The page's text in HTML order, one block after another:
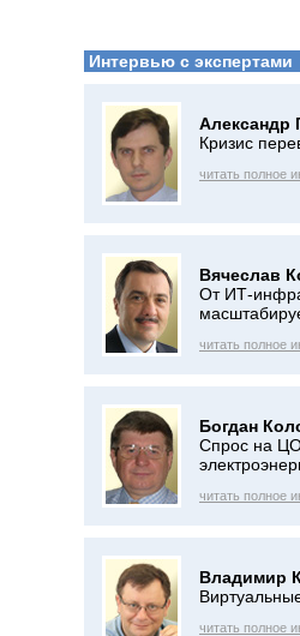
Интервью с экспертами
Александр
Кризис
читать полное
Вячеслав
От ИТ-
читать полное
Богдан
Спрос на
читать полное
Владимир
читать полное